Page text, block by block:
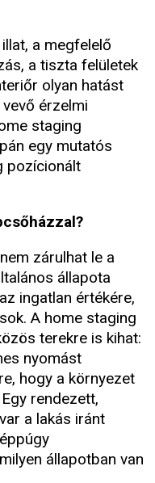
a megfelelő
a tiszta felületek
olyan hatást
érzelmi
staging
egy mutatós
pozícionált
zárulhat le a
állapota
ingatlan értékére,
A home staging
terekre is kihat:
nyomást
hogy a környezet
rendezett,
a lakás iránt
állapotban van